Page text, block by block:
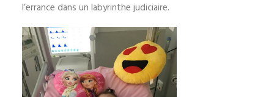
l’errance dans un labyrinthe judiciaire.